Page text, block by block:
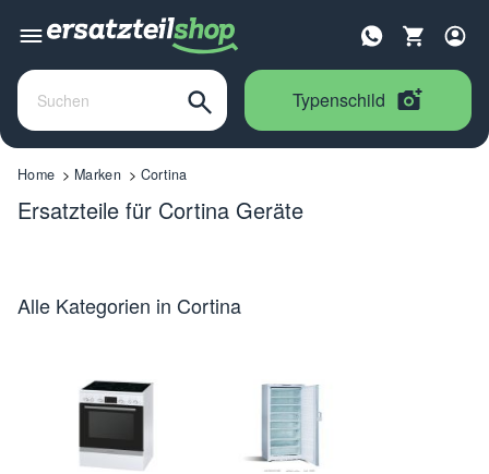
Typenschild
Home Marken Cortina
Ersatzteile für Cortina Geräte
Alle Kategorien in Cortina